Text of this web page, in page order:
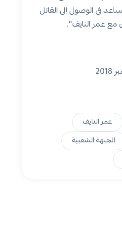
في الوصول إلى القاتل
مع عمر النايف".
عمر النايف
الجبهة الشعبية